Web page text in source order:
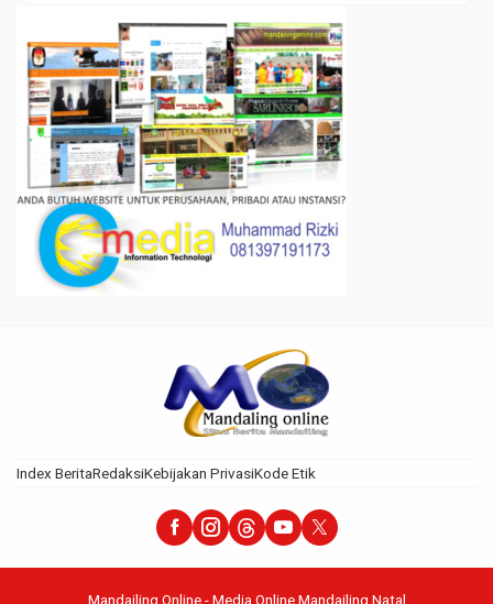
Index BeritaRedaksiKebijakan PrivasiKode Etik
Mandailing Online - Media Online Mandailing Natal